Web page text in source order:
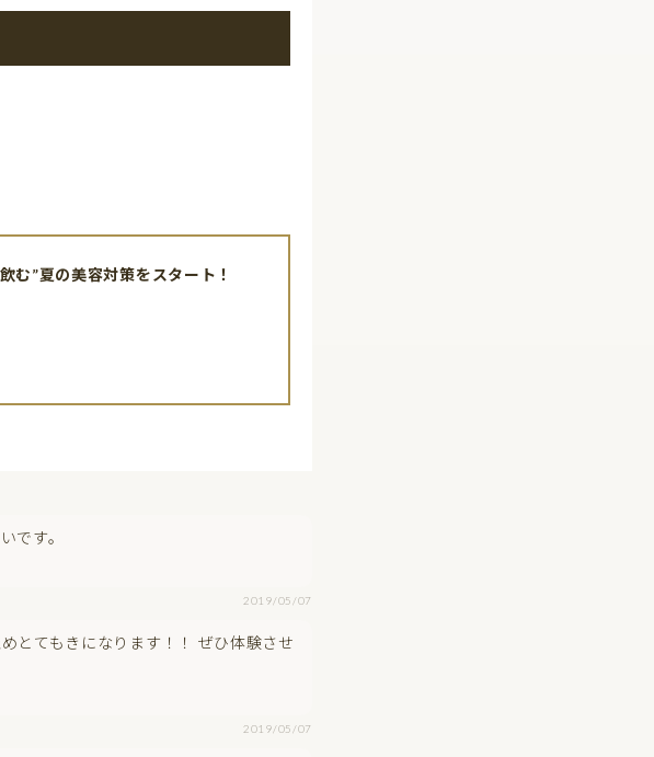
む”夏の美容対策をスタート！
です。
2019/05/07
とてもきになります！！ ぜひ体験させ
2019/05/07